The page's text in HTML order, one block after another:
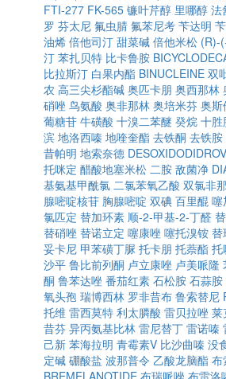
FTI-277 FK-565 镰叶芹醇 里哪醇 法
罗 芬太尼 氟虫腈 氟苯尼考 苄达明
油烯 倍他司汀 甜菜碱 倍他米松 (R)-
汀 苯扎贝特 比卡鲁胺
比拉斯汀 白果内酯 BINUCLEINE 双
农 高三尖杉酯碱 奥匹卡朋 奥西那林
硝唑 鸟氨酸 奥非那林 奥培米芬 奥斯
葡糖苷 牛磺酸 十溴二苯醚 癸烷 十胜
滨 地洛西嗪 地喹奎酯 去铁酮 去铁胺
昔帕明 地索奈德
托咪定 醋酸地塞米松 二胺 敌菌净
基氨基甲酰氯 二氯苯氧乙酸 双氯非
腺嘧啶核苷 胸腺嘧啶 双碘 百里醌 噻
氯匹定 替加环素 顺-2-甲基-2-丁醛
替硝唑 替诺立定 噻康唑 噻托溴铵 替
妥卡尼 甲苯磺丁脲 托卡朋 托萘酯 托
沙平 鲁比前列酮 卢立康唑 卢美哌隆
酮 鲁苯达唑 番茄红素 石松胺 石蒜胺
氧头孢 瑞博西林 罗非昔布 鲁索替尼
托维 雷西莫特 利太膦酸 雷贝拉唑 莱
昔芬 异丙氨基比林 雷尼替丁 雷诺嗪
己新 苯海拉明 青霉素V 比沙曲嗪 没
定碱 硼酸盐 波那普令 乙酸龙脑酯 布
BREMELANOTIDE 布瑞哌唑 布雷洛